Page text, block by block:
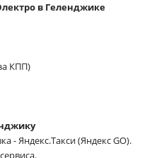
в Геленджике
КПП)
- Яндекс.Такси (Яндекс GO).